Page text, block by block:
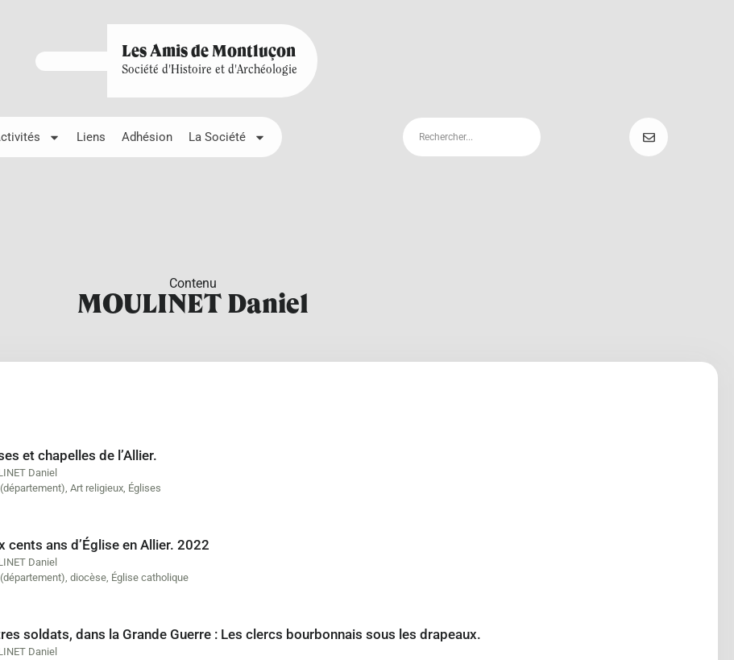
Les Amis de Montluçon
Société d'Histoire et d'Archéologie
Liens Adhésion La Société
Contenu
MOULINET Daniel
et chapelles de l’Allier.
Daniel
, Art religieux, Églises
cents ans d’Église en Allier. 2022
Daniel
, diocèse, Église catholique
soldats, dans la Grande Guerre : Les clercs bourbonnais sous les drapeaux.
Daniel